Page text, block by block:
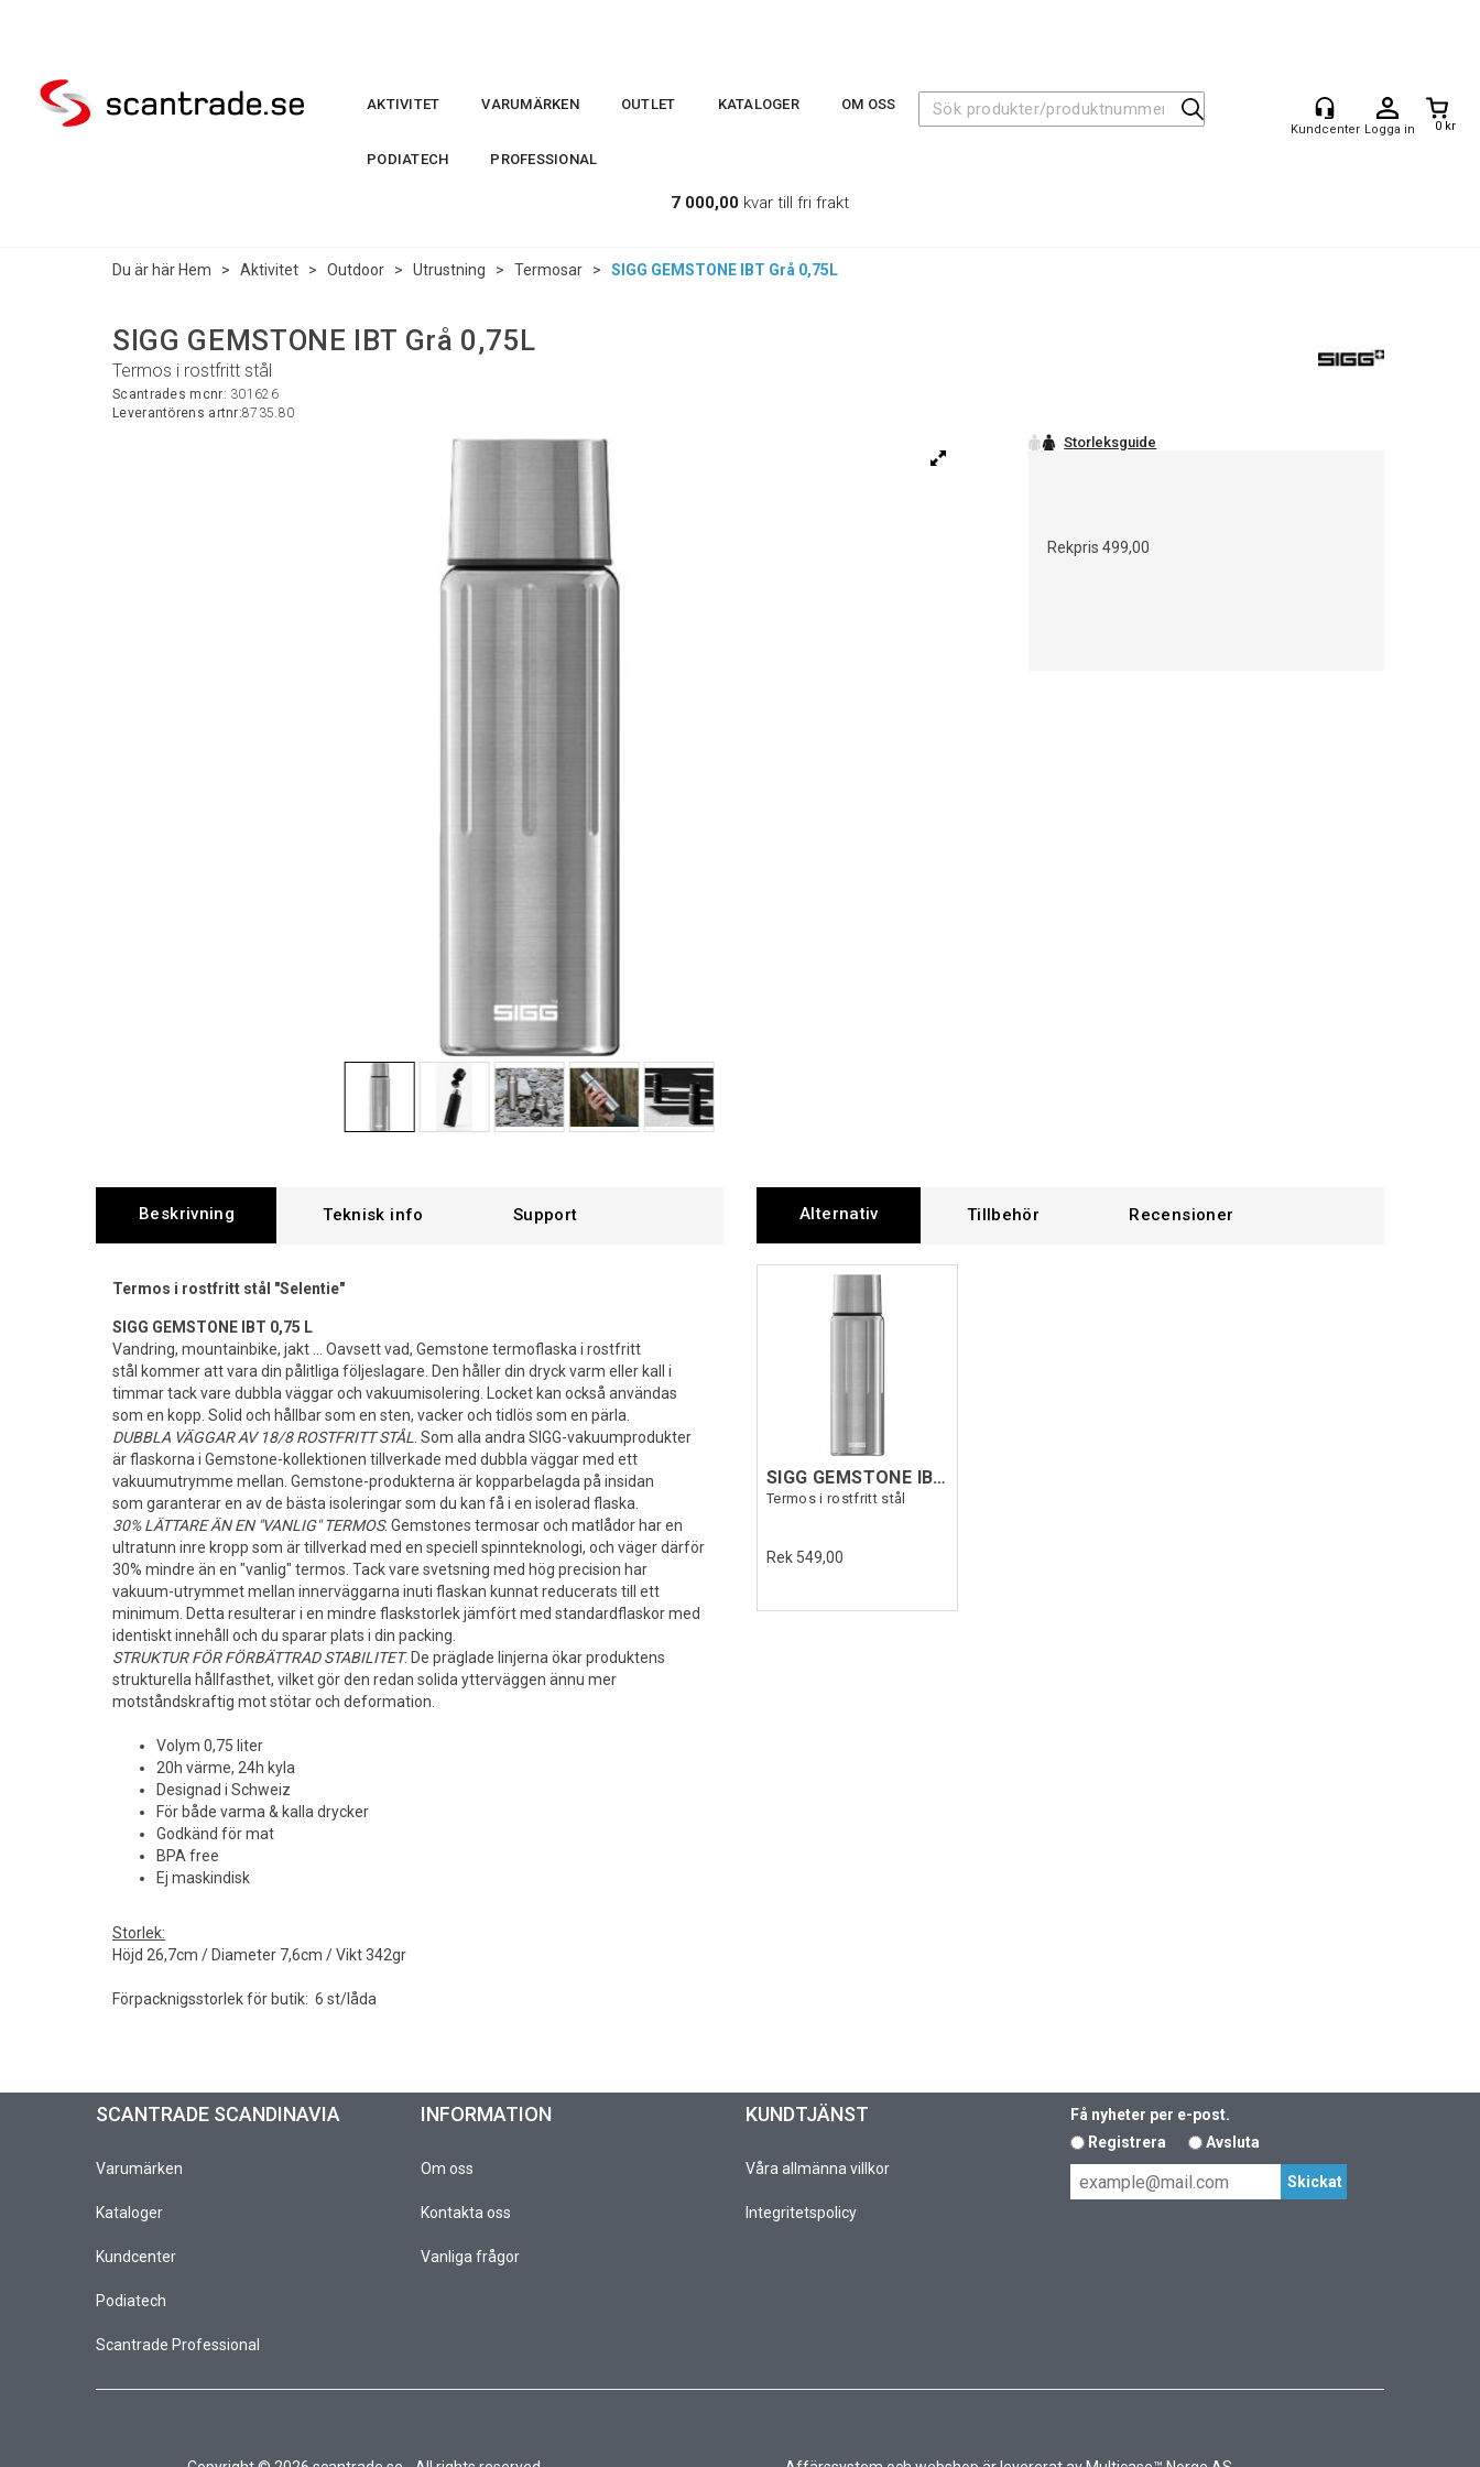
Logga in 0 kr
AKTIVITET VARUMÄRKEN OUTLET KATALOGER OM OSS
PODIATECH PROFESSIONAL
7 000,00 kvar till fri frakt
Du är här Hem > Aktivitet > Outdoor > Utrustning > Termosar > SIGG GEMSTONE IBT Grå 0,75L
SIGG GEMSTONE IBT Grå 0,75L
Termos i rostfritt stål
Scantrades mcnr: 301626
Leverantörens artnr:8735.80
Rekpris499,00
Beskrivning Support
Termos i rostfritt stål "Selentie"
SIGG GEMSTONE IBT 0,75 L
Vandring, mountainbike, jakt ... Oavsett vad, Gemstone termoflaska i rostfritt
stål kommer att vara din pålitliga följeslagare. Den håller din dryck varm eller kall i
timmar tack vare dubbla väggar och vakuumisolering. Locket kan också användas
som en kopp. Solid och hållbar som en sten, vacker och tidlös som en pärla.
DUBBLA VÄGGAR AV 18/8 ROSTFRITT STÅL . Som alla andra SIGG-vakuumprodukter
är flaskorna i Gemstone-kollektionen tillverkade med dubbla väggar med ett
vakuumutrymme mellan. Gemstone-produkterna är kopparbelagda på insidan
som garanterar en av de bästa isoleringar som du kan få i en isolerad flaska.
30% LÄTTARE ÄN EN "VANLIG" TERMOS. Gemstones termosar och matlådor har en
ultratunn inre kropp som är tillverkad med en speciell spinnteknologi, och väger därför
30% mindre än en "vanlig" termos. Tack vare svetsning med hög precision har
vakuum-utrymmet mellan innerväggarna inuti flaskan kunnat reducerats till ett
minimum. Detta resulterar i en mindre flaskstorlek jämfört med standardflaskor med
identiskt innehåll och du sparar plats i din packing.
STRUKTUR FÖR FÖRBÄTTRAD STABILITET. De präglade linjerna ökar produktens
strukturella hållfasthet, vilket gör den redan solida ytterväggen ännu mer
motståndskraftig mot stötar och deformation.
Volym 0,75 liter
20h värme, 24h kyla
Designad i Schweiz
För både varma & kalla drycker
Godkänd för mat
BPA free
Ej maskindisk
Storlek:
Höjd 26,7cm / Diameter 7,6cm / Vikt 342gr
Förpacknigsstorlek för butik: 6 st/låda
Alternativ Tillbehör Recensioner
SIGG GEMSTONE IBT Grå 1,1L
Termos i rostfritt stål
Rek 549,00
SCANTRADE SCANDINAVIA
Varumärken
Kataloger
Kundcenter
Podiatech
Scantrade Professional
INFORMATION
Om oss
Kontakta oss
Vanliga frågor
KUNDTJÄNST
Våra allmänna villkor
Integritetspolicy
Få nyheter per e-post.
Registrera
Avsluta